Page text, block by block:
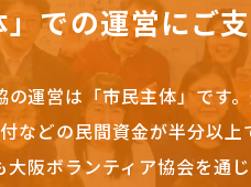
」での運営にご
の運営は「市民主体」です。
などの民間資金が半分以上
大阪ボランティア協会を通